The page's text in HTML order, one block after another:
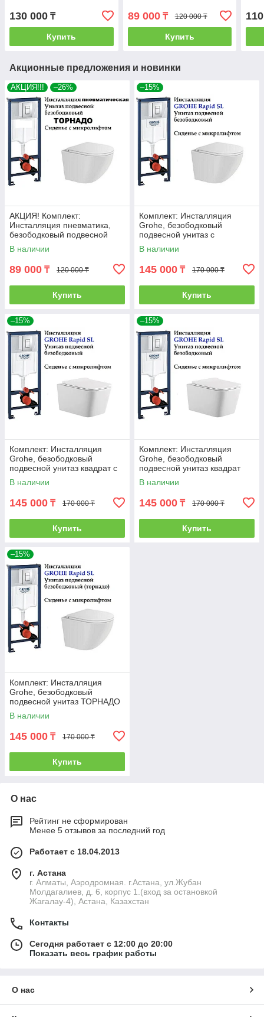
130 000 ₸
Купить
89 000₸ 120 000 ₸
Купить
Акционные предложения и новинки
АКЦИЯ!!! –26%
АКЦИЯ! Комплект:
Инсталляция пневматика,
безободковый подвесной
унитаз ТОРНАДО
В наличии
89 000 ₸ 120 000 ₸
Купить
–15%
Комплект: Инсталляция
Grohe, безободковый
подвесной унитаз с
микролифтом SA-203
В наличии
145 000 ₸ 170 000 ₸
Купить
–15%
Комплект: Инсталляция
Grohe, безободковый
подвесной унитаз квадрат с
микролифтом SA-205
В наличии
145 000 ₸ 170 000 ₸
Купить
–15%
Комплект: Инсталляция
Grohe, безободковый
подвесной унитаз квадрат
ТОРНАДО UF M205
В наличии
145 000 ₸ 170 000 ₸
Купить
–15%
Комплект: Инсталляция
Grohe, безободковый
подвесной унитаз ТОРНАДО
SS-88D
В наличии
145 000 ₸ 170 000 ₸
Купить
О нас
Рейтинг не сформирован
Менее 5 отзывов за последний год
Работает с 18.04.2013
г. Астана
г. Алматы, Аэродромная. г.Астана, ул.Жубан
Молдагалиев, д. 6, корпус 1.(вход за остановкой
Жагалау-4), Астана, Казахстан
Контакты
Сегодня работает с 12:00 до 20:00
Показать весь график работы
О нас